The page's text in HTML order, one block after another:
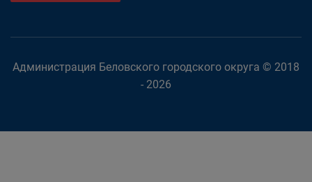
Администрация Беловского городского округа © 2018
- 2026